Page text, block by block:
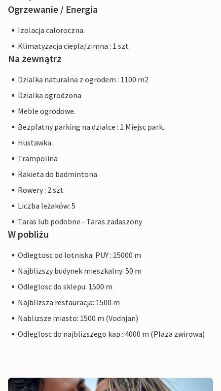
Ogrzewanie / Energia
Izolacja caloroczna.
Klimatyzacja ciepla/zimna : 1 szt
Na zewnątrz
Dzialka naturalna z ogrodem : 1100 m2
Dzialka ogrodzona
Meble ogrodowe.
Bezplatny parking na dzialce : 1 Miejsc park.
Hustawka.
Trampolina
Rakieta do badmintona
Rowery : 2 szt
Liczba leżaków: 5
Taras lub podobne - Taras zadaszony
W pobliżu
Odlegtosc od lotniska: PUY : 15000 m
Najblizszy budynek mieszkalny: 50 m
Odleglosc do sklepu: 1500 m
Najblizsza restauracja: 1500 m
Nablizsze miasto: 1500 m (Vodnjan)
Odleglosc do najblizszego kap.: 4000 m (Plaza zwirowa)